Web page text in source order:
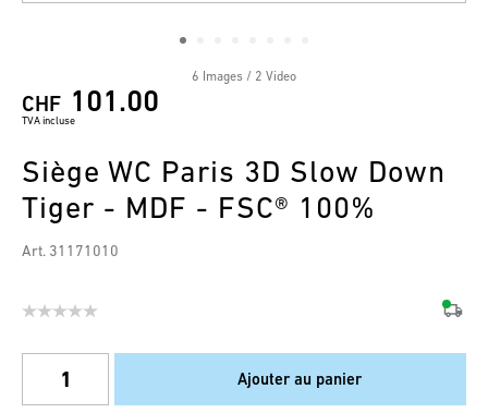
6 Images / 2 Video
CHF 101.00
TVA incluse
Siège WC Paris 3D Slow Down
Tiger - MDF - FSC® 100%
Art. 31171010
Ajouter au panier